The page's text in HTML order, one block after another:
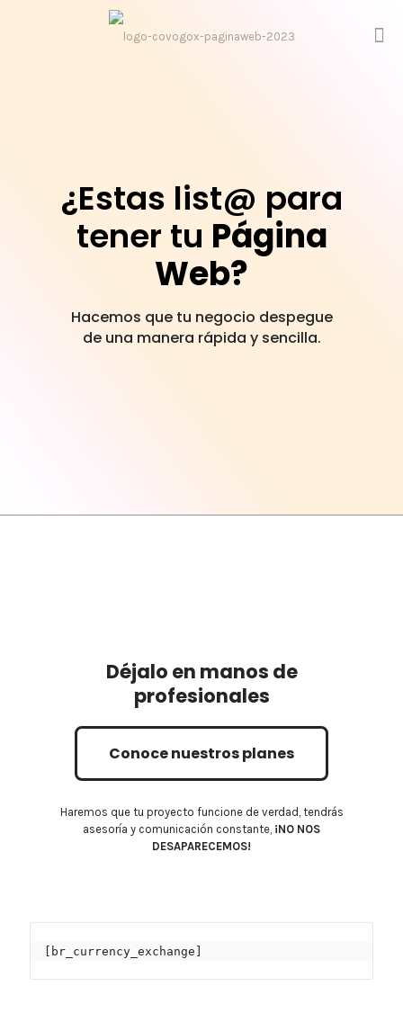
¿Estas list@ para
tener tu Página
Web?
Hacemos que tu negocio despegue
de una manera rápida y sencilla.
Déjalo en manos de
profesionales
Conoce nuestros planes
Haremos que tu proyecto funcione de verdad, tendrás
asesoría y comunicación constante, ¡NO NOS
DESAPARECEMOS!
[br_currency_exchange]